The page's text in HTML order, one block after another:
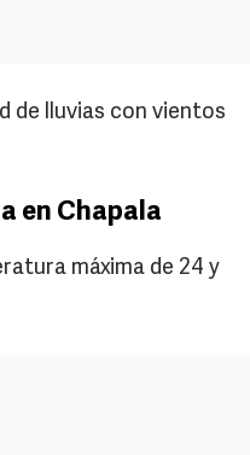
de lluvias con vientos
en Chapala
máxima de 24 y